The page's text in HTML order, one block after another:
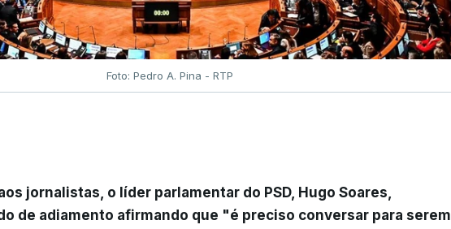
Foto: Pedro A. Pina - RTP
jornalistas, o líder parlamentar do PSD, Hugo Soares,
de adiamento afirmando que "é preciso conversar para serem